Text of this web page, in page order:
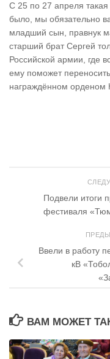
С 25 по 27 апреля такая
было, мы обязательно
младший сын, правнук
старший брат Сергей
Российской армии, где
ему поможет
награждённом орденом
Подвели итоги
фестиваля
Ввели в работу
кВ
ВАМ МОЖЕТ